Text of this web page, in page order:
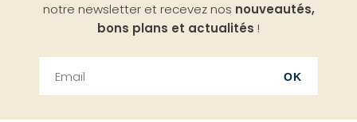
notre newsletter et recevez nos nouveautés,
bons plans et actualités !
OK